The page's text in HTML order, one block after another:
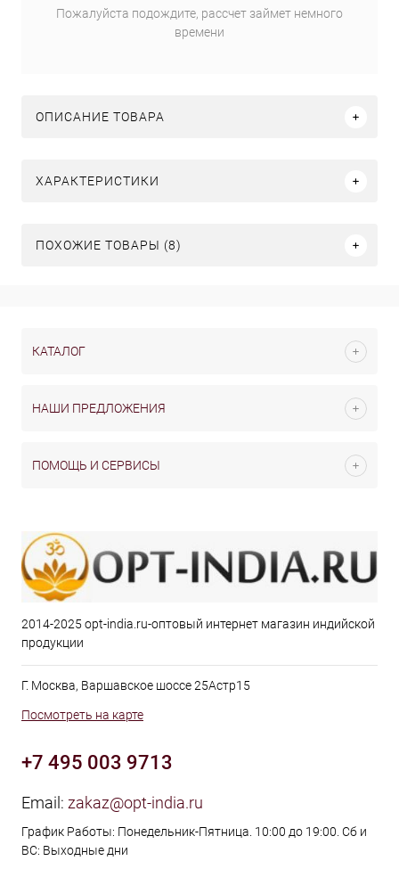
Пожалуйста подождите, рассчет займет немного
времени
ОПИСАНИЕ ТОВАРА
ХАРАКТЕРИСТИКИ
ПОХОЖИЕ ТОВАРЫ (8)
КАТАЛОГ
НАШИ ПРЕДЛОЖЕНИЯ
ПОМОЩЬ И СЕРВИСЫ
2014-2025 opt-india.ru-оптовый интернет магазин индийской
продукции
Г. Москва, Варшавское шоссе 25Астр15
Посмотреть на карте
+7 495 003 9713
Email: zakaz@opt-india.ru
График Работы: Понедельник-Пятница. 10:00 до 19:00. Сб и
ВС: Выходные дни